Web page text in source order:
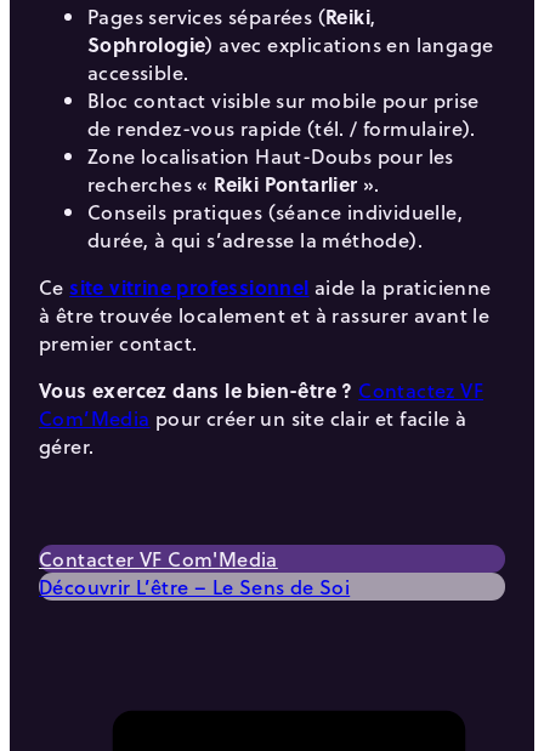
Pages services séparées (Reiki,
Sophrologie) avec explications en langage
accessible.
Bloc contact visible sur mobile pour prise
de rendez-vous rapide (tél. / formulaire).
Zone localisation Haut-Doubs pour les
recherches « Reiki Pontarlier».
Conseils pratiques (séance individuelle,
durée, à qui s’adresse la méthode).
Cesite vitrine professionnel aide la praticienne
à être trouvée localement et à rassurer avant le
premier contact.
Vous exercez dans le bien-être ? Contactez VF
Com’Media pour créer un site clair et facile à
gérer.
Contacter VF Com'Media
Découvrir L’être – Le Sens de Soi